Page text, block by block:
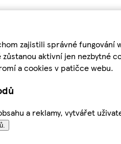
zajistili správné
aktivní jen
a cookies v patičce webu.
a reklamy, vytvářet